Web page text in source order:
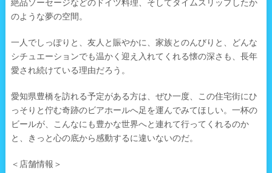
絶品ソーセージなどのドイツ料理、そしてタイムスリップしたか
のような夢の空間。
一人でしっぽりと、友人と賑やかに、家族とのんびりと、どんな
シチュエーションでも温かく迎え入れてくれる懐の深さも、長年
愛され続けている理由だろう。
愛知県豊橋を訪れる予定がある方は、ぜひ一度、この住宅街にひ
っそりと佇む奇跡のビアホールへ足を運んでみてほしい。一杯の
ビールが、こんなにも豊かな世界へと連れて行ってくれるのか
と、きっと心の底から感動するに違いないのだ。
＜店舗情報＞